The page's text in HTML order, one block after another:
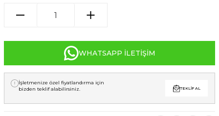
WHATSAPP İLETIŞIM
İşletmenize özel fiyatlandırma için
bizden teklif alabilirsiniz.
TEKLIF AL